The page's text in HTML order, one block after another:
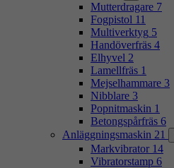
Mutterdragare 7
Fogpistol 11
Multiverktyg 5
Handöverfräs 4
Elhyvel 2
Lamellfräs 1
Mejselhammare 3
Nibblare 3
Popnitmaskin 1
Betongspårfräs 6
Anläggningsmaskin 21
Markvibrator 14
Vibratorstamp 6